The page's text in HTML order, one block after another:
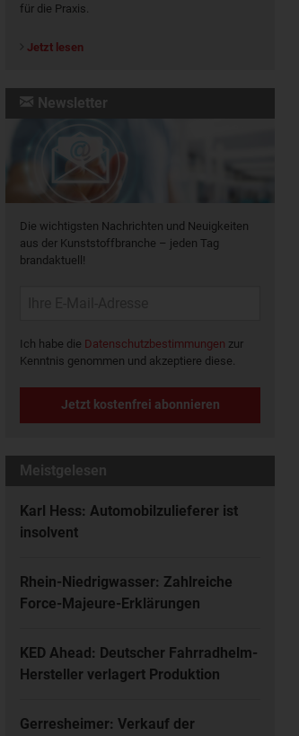
für die Praxis.
Jetzt lesen
Newsletter
Die wichtigsten Nachrichten und Neuigkeiten
aus der Kunststoffbranche – jeden Tag
brandaktuell!
Ich habe die Datenschutzbestimmungen zur
Kenntnis genommen und akzeptiere diese.
Jetzt kostenfrei abonnieren
Meistgelesen
Karl Hess: Automobilzulieferer ist
insolvent
Rhein-Niedrigwasser: Zahlreiche
Force-Majeure-Erklärungen
KED Ahead: Deutscher Fahrradhelm-
Hersteller verlagert Produktion
Gerresheimer: Verkauf der